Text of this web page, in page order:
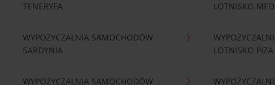
TENERYFA
WYPOŻYCZALNIA SAMOCHODÓW
SARDYNIA
WYPOŻYCZALNIA SAMOCHODÓW
LOTNISKO
LOTNISKO PIZA